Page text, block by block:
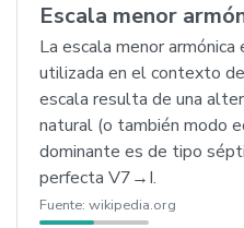
Escala menor
La escala menor armónica
utilizada en el contexto
escala resulta de una
natural (o también modo
dominante es de tipo
perfecta V7→I.
Fuente: wikipedia.org